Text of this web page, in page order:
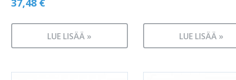
37,48 €
LUE LISÄÄ » LUE LISÄÄ »